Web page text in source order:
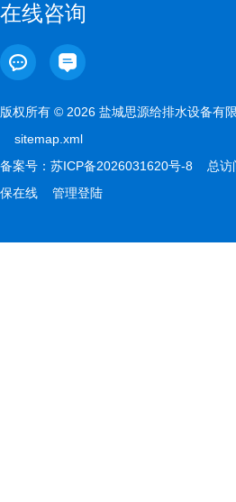
在线咨询
版权所有 © 2026 盐城思源给排水设备有
sitemap.xml
备案号： 苏ICP备2026031620号-8 总访
保在线
管理登陆